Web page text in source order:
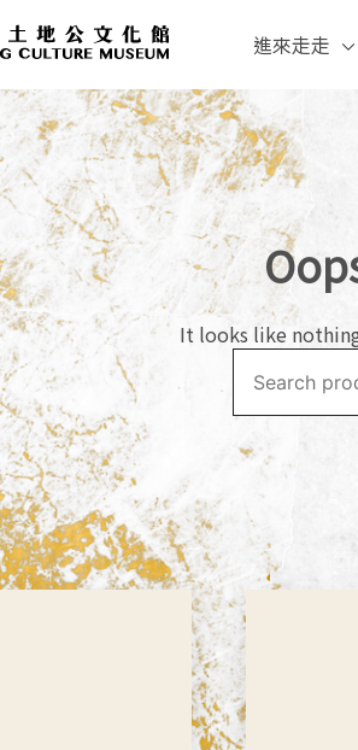
文化館
錢、不添香油 最重要的是——心誠則靈
的博物館。除了展示桃園市、台灣與海
進來走走
It looks like
for: